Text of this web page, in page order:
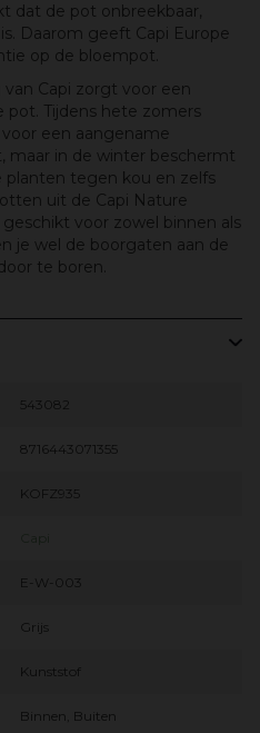
dat de pot onbreekbaar,
Daarom geeft Capi Europe
op de bloempot.
van Capi zorgt voor een
Tijdens hete zomers
een aangename
maar in de winter beschermt
planten tegen kou en zelfs
uit de Capi Nature
voor zowel binnen als
je wel de boorgaten aan de
te boren.
543082
8716443071355
KOFZ935
E-W-003
Grijs
Kunststof
Binnen, Buiten